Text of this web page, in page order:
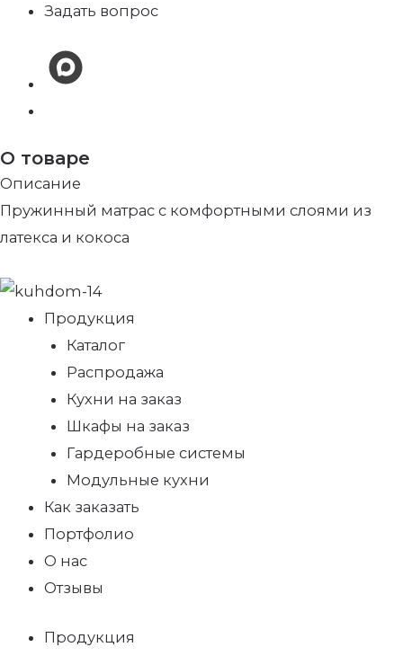
Задать вопрос
О товаре
Описание
Пружинный матрас с комфортными слоями из
латекса и кокоса
Продукция
Каталог
Распродажа
Кухни на заказ
Шкафы на заказ
Гардеробные системы
Модульные кухни
Как заказать
Портфолио
О нас
Отзывы
Продукция